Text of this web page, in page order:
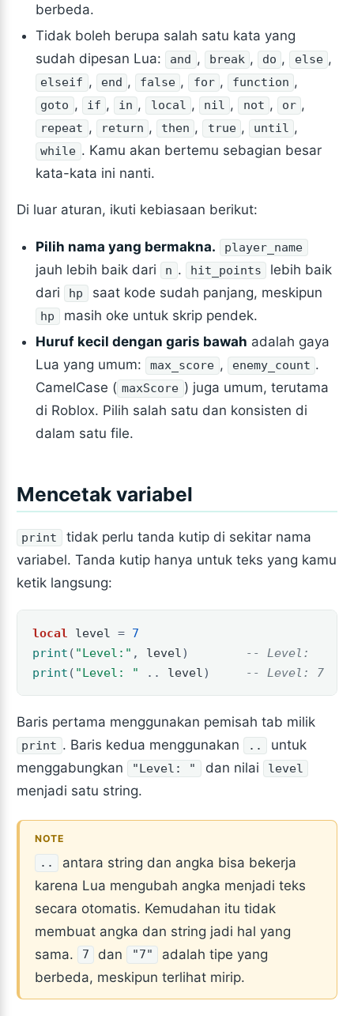
berbeda.
Tidak boleh berupa salah satu kata yang
sudah dipesan Lua:
and , break , do , else ,
elseif , end , false , for , function ,
goto , if , in , local , nil , not , or ,
repeat , return , then , true , until ,
while . Kamu akan bertemu sebagian besar
kata-kata ini nanti.
Di luar aturan, ikuti kebiasaan berikut:
Pilih nama yang bermakna. player_name
jauh lebih baik dari n . hit_points
lebih baik
dari
hp saat kode sudah panjang, meskipun
hp
masih oke untuk skrip pendek.
Huruf kecil dengan garis bawah adalah gaya
Lua yang umum:
max_score , enemy_count .
CamelCase ( maxScore ) juga umum, terutama
di Roblox. Pilih salah satu dan konsisten di
dalam satu file.
Mencetak variabel
print
tidak perlu tanda kutip di sekitar nama
variabel. Tanda kutip hanya untuk teks yang kamu
ketik langsung:
local level = 7
print ( "Level:" , level )
-- Level:    7
print ( "Level: " .. level ) -- Level: 7
Baris pertama menggunakan pemisah tab milik
print . Baris kedua menggunakan ..
untuk
menggabungkan
"Level: " dan nilai level
menjadi satu string.
..
antara string dan angka bisa bekerja
karena Lua mengubah angka menjadi teks
secara otomatis. Kemudahan itu tidak
membuat angka dan string jadi hal yang
sama.
7 dan "7"
adalah tipe yang
berbeda, meskipun terlihat mirip.